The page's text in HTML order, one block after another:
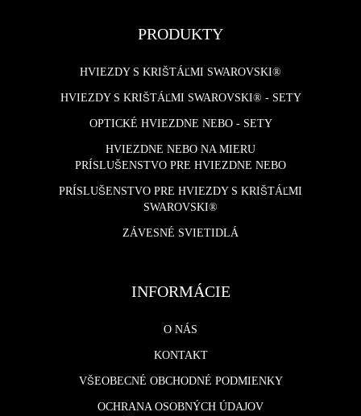
PRODUKTY
HVIEZDY S KRIŠTÁĽMI SWAROVSKI®
HVIEZDY S KRIŠTÁĽMI SWAROVSKI® - SETY
OPTICKÉ HVIEZDNE NEBO - SETY
HVIEZDNE NEBO NA MIERU
PRÍSLUŠENSTVO PRE HVIEZDNE NEBO
PRÍSLUŠENSTVO PRE HVIEZDY S KRIŠTÁĽMI
SWAROVSKI®
ZÁVESNÉ SVIETIDLÁ
INFORMÁCIE
O NÁS
KONTAKT
VŠEOBECNÉ OBCHODNÉ PODMIENKY
OCHRANA OSOBNÝCH ÚDAJOV